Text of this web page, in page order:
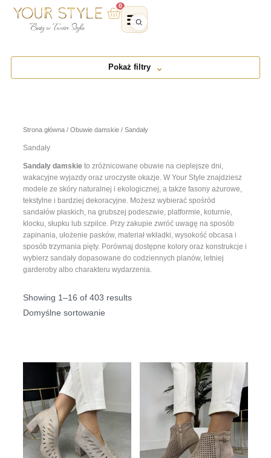
0
Wózek
Pokaż filtry
Strona główna / Obuwie damskie / Sandały
Sandały
Sandały damskie to zróżnicowane obuwie na cieplejsze dni,
wakacyjne wyjazdy oraz uroczyste okazje. W Your Style znajdziesz
modele ze skóry naturalnej i ekologicznej, a także fasony ażurowe,
tekstylne i bardziej dekoracyjne. Możesz wybierać spośród
sandałów płaskich, na grubszej podeszwie, platformie, koturnie,
klocku, słupku lub szpilce. Przy zakupie zwróć uwagę na sposób
zapinania, ułożenie pasków, materiał wkładki, wysokość obcasa i
sposób trzymania pięty. Porównaj dostępne kolory oraz konstrukcje i
wybierz sandały dopasowane do codziennych planów, letniej
garderoby albo charakteru wydarzenia.
Showing 1–16 of 403 results